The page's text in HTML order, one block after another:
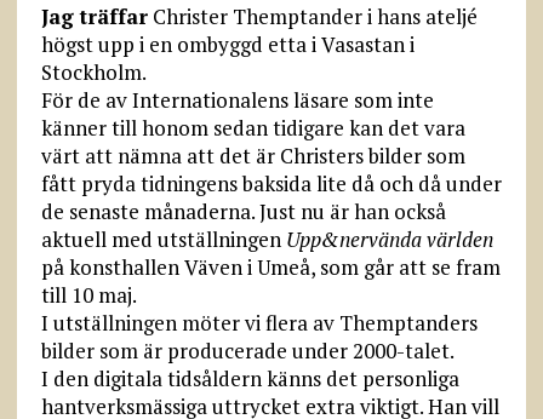
Jag träffarChrister Themptander i hans ateljé
högst upp i en ombyggd etta i Vasastan i
Stockholm.
För de av Internationalens läsare som inte
känner till honom sedan tidigare kan det vara
värt att nämna att det är Christers bilder som
fått pryda tidningens baksida lite då och då under
de senaste månaderna. Just nu är han också
aktuell med utställningen Upp&nervända världen
på konsthallen Väven i Umeå, som går att se fram
till 10 maj.
I utställningen möter vi flera av Themptanders
bilder som är producerade under 2000-talet.
I den digitala tidsåldern känns det personliga
hantverksmässiga uttrycket extra viktigt. Han vill